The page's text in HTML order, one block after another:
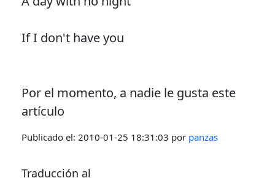
If I don't have you
Por el momento, a nadie le gusta este
artículo
Publicado el: 2010-01-25 18:31:03 por panzas
Traducción al